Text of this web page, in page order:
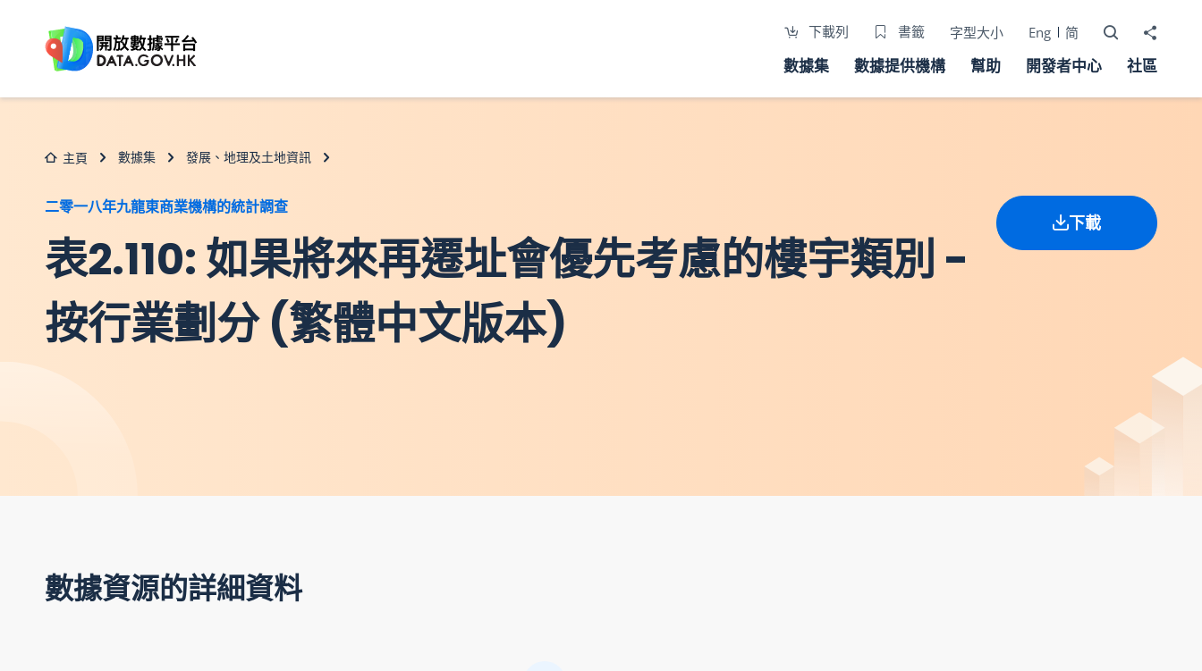
下載列 書籤 字型大小 Eng 简 打開搜尋器
分享至
數據集 數據提供機構 幫助 開發者中心 社區
主頁 數據集 發展、地理及土地資訊
二零一八年九龍東商業機構的統計調查
表2.110: 如果將來再遷址會優先考慮的樓宇類別 -
按行業劃分 (繁體中文版本)
下載
數據資源的詳細資料